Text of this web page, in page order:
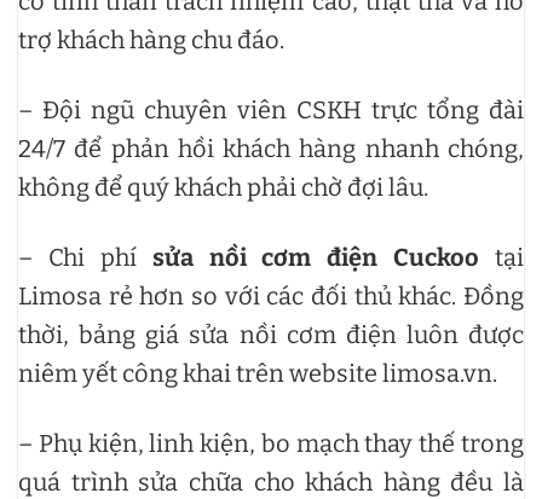
trợ khách hàng chu đáo.
– Đội ngũ chuyên viên CSKH trực tổng đài
24/7 để phản hồi khách hàng nhanh chóng,
không để quý khách phải chờ đợi lâu.
– Chi phí sửa nồi cơm điện Cuckoo tại
Limosa rẻ hơn so với các đối thủ khác. Đồng
thời, bảng giá sửa nồi cơm điện luôn được
niêm yết công khai trên website limosa.vn.
– Phụ kiện, linh kiện, bo mạch thay thế trong
quá trình sửa chữa cho khách hàng đều là